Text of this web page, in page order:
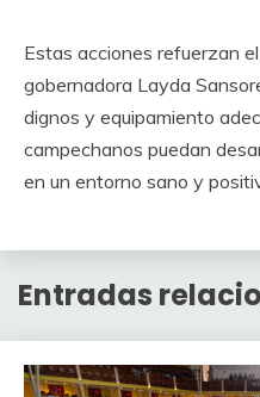
Estas acciones refuerzan
gobernadora Layda
dignos y equipamiento
campechanos puedan
en un entorno sano y
Entradas